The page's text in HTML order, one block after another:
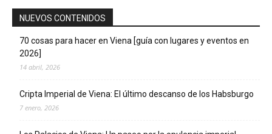
NUEVOS CONTENIDOS
70 cosas para hacer en Viena [guía con lugares y eventos en
2026]
14 abril, 2026
Cripta Imperial de Viena: El último descanso de los Habsburgo
7 enero, 2026